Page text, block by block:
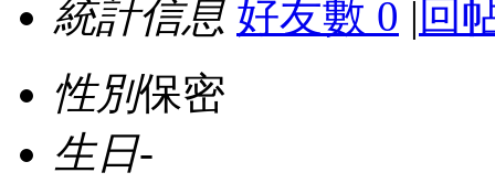
統計信息 好友數 0 | 回
性別保密
生日-